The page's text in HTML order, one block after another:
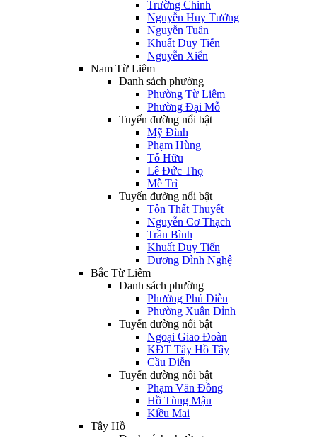
Trường Chinh
Nguyễn Huy Tưởng
Nguyễn Tuân
Khuất Duy Tiến
Nguyễn Xiển
Nam Từ Liêm
Danh sách phường
Phường Từ Liêm
Phường Đại Mỗ
Tuyến đường nổi bật
Mỹ Đình
Phạm Hùng
Tố Hữu
Lê Đức Thọ
Mễ Trì
Tuyến đường nổi bật
Tôn Thất Thuyết
Nguyễn Cơ Thạch
Trần Bình
Khuất Duy Tiến
Dương Đình Nghệ
Bắc Từ Liêm
Danh sách phường
Phường Phú Diễn
Phường Xuân Đỉnh
Tuyến đường nổi bật
Ngoại Giao Đoàn
KĐT Tây Hồ Tây
Cầu Diễn
Tuyến đường nổi bật
Phạm Văn Đồng
Hồ Tùng Mậu
Kiều Mai
Tây Hồ